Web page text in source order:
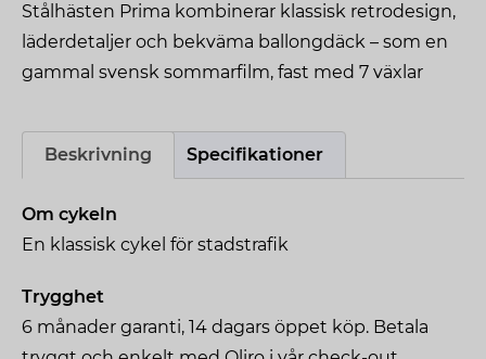
Stålhästen Prima kombinerar klassisk retrodesign,
läderdetaljer och bekväma ballongdäck – som en
gammal svensk sommarfilm, fast med 7 växlar
Beskrivning Specifikationer
Om cykeln
En klassisk cykel för stadstrafik
Trygghet
6 månader garanti, 14 dagars öppet köp. Betala